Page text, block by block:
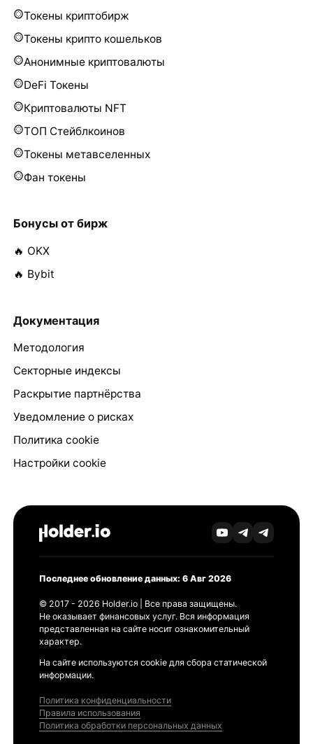
Токены криптобирж
Токены крипто кошельков
Анонимные криптовалюты
DeFi Токены
Криптовалюты NFT
ТОП Стейблкоинов
Токены метавселенных
Фан токены
Бонусы от бирж
🔥 OKX
🔥 Bybit
Документация
Методология
Секторные индексы
Раскрытие партнёрства
Уведомление о рисках
Политика cookie
Настройки cookie
Последнее обновление данных: 6 Авг 2026
© 2017 - 2026 Holder.io | Все права защищены.
Не оказывает финансовых услуг. Вся информация
представленная на сайте носит ознакомительный
характер.
На сайте используются cookie для сбора статической
информации.
Политика конфиденциальности
Правила использования
Политика обработки персональных данных